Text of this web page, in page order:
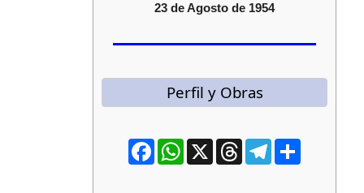
23 de Agosto de 1954
Perfil y Obras
FacebookWhatsApp
X ThreadsTelegram